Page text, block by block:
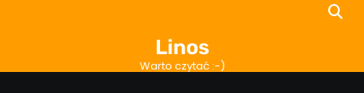
Linos
Warto czytać :-)